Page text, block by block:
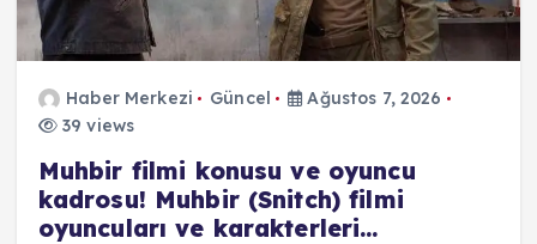
Haber Merkezi Güncel
Ağustos 7, 2026
39 views
Muhbir filmi konusu ve oyuncu
kadrosu! Muhbir (Snitch) filmi
oyuncuları ve karakterleri…